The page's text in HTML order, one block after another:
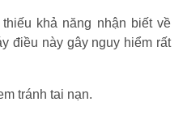
khả năng nhận biết về
điều này gây nguy hiểm rất
tránh tai nạn.